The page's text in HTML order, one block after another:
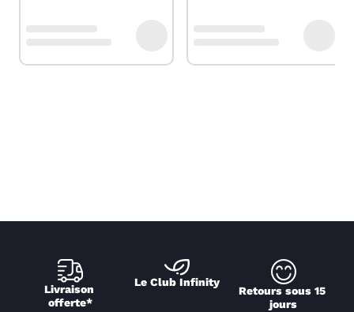
Livraison
offerte*
Le Club Infinity
Retours sous 15
jours